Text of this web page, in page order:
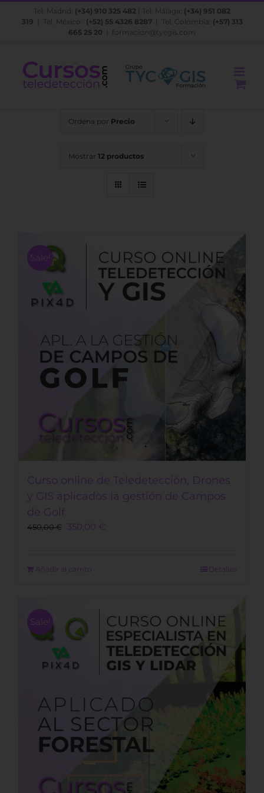
Saltar
Tel. Madrid: (+34) 910 325 482 | Tel. Málaga: (+34) 951 082
319 | Tel. México: (+52) 55 4326 8287| Tel. Colombia: (+57) 313
665 25 20
formacion@tycgis.com
Ordena por Precio
Mostrar 12 productos
Sale!
Curso online de Teledetección, Drones
y GIS aplicados la gestión de Campos
de Golf
450,00€
Original
450,00 €.
350,00 €
Añadir al carrito Detalles
Sale!